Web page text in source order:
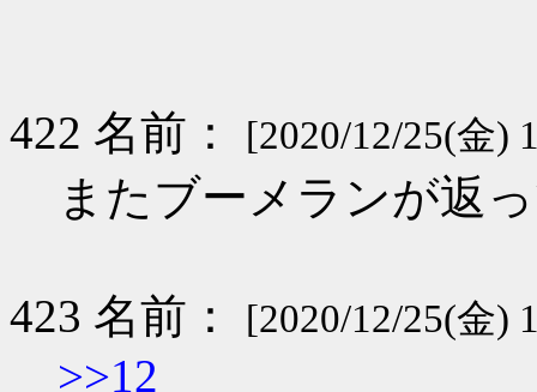
422 名前： [2020/12/25(金)
またブーメランが返
423 名前： [2020/12/25(金)
>>12